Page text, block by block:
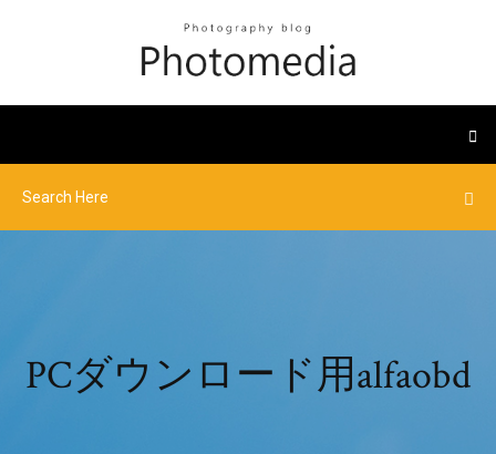
PCダウンロード用alfaobd